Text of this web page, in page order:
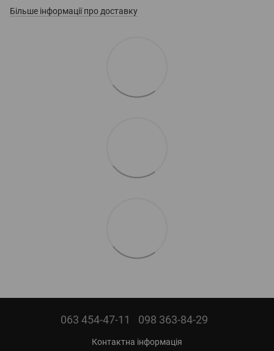
Більше інформації про доставку
063 454-47-11 098 363-84-29
Контактна інформація